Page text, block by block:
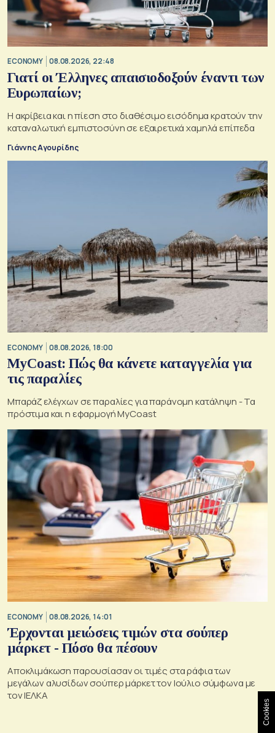
ECONOMY 08.08.2026, 22:48
Γιατί οι Έλληνες απαισιοδοξούν έναντι των
Ευρωπαίων;
Η ακρίβεια και η πίεση στο διαθέσιμο εισόδημα κρατούν την
καταναλωτική εμπιστοσύνη σε εξαιρετικά χαμηλά επίπεδα
Γιάννης Αγουρίδης
ECONOMY 08.08.2026, 18:00
MyCoast: Πώς θα κάνετε καταγγελία για
τις παραλίες
Μπαράζ ελέγχων σε παραλίες για παράνομη κατάληψη - Τα
πρόστιμα και η εφαρμογή MyCoast
ECONOMY 08.08.2026, 14:01
Έρχονται μειώσεις τιμών στα σούπερ
μάρκετ - Πόσο θα πέσουν
Αποκλιμάκωση παρουσίασαν οι τιμές στα ράφια των
μεγάλων αλυσίδων σούπερ μάρκετ τον Ιούλιο σύμφωνα με
τον ΙΕΛΚΑ
Cookies